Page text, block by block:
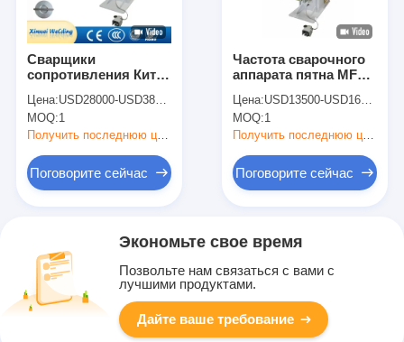
Сварщики
сопротивления Китай
промышленная
медная проволока
Машины для сварки
Цена:USD28000-USD38000
MOQ:1
Получить последнюю цену
Поговорите сейчас
Частота сварочного
аппарата пятна MF
сопротивления
неподвижная
промежуточная
Цена:USD13500-USD16500
MOQ:1
Получить последнюю цену
Поговорите сейчас
Экономьте свое время
Позвольте нам связаться с вами с
лучшими продуктами.
Дайте ваше требование